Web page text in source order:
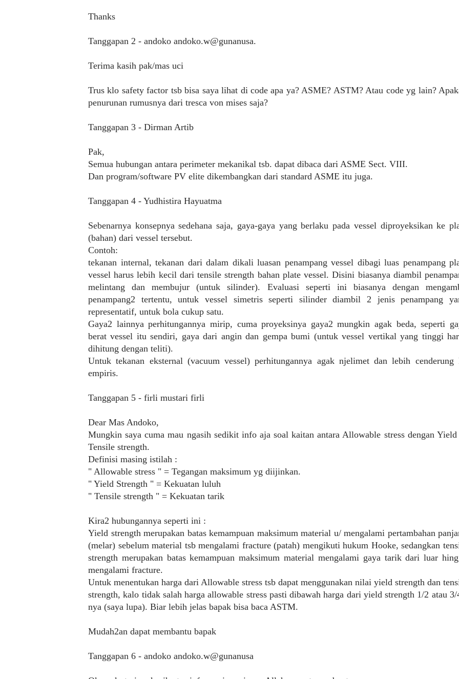
Thanks
Tanggapan 2 - andoko andoko.w@gunanusa.
Terima kasih pak/mas uci
Trus klo safety factor tsb bisa saya lihat di code apa ya? ASME? ASTM? Atau code yg lain?
penurunan rumusnya dari tresca von mises saja?
Tanggapan 3 - Dirman Artib
Pak,
Semua hubungan antara perimeter mekanikal tsb. dapat dibaca dari ASME Sect. VIII.
Dan program/software PV elite dikembangkan dari standard ASME itu juga.
Tanggapan 4 - Yudhistira Hayuatma
Sebenarnya konsepnya sedehana saja, gaya-gaya yang berlaku pada vessel diproyeksikan ke
(bahan) dari vessel tersebut.
Contoh:
tekanan internal, tekanan dari dalam dikali luasan penampang vessel dibagi luas penampang
vessel harus lebih kecil dari tensile strength bahan plate vessel. Disini biasanya diambil
melintang dan membujur (untuk silinder). Evaluasi seperti ini biasanya dengan
penampang2 tertentu, untuk vessel simetris seperti silinder diambil 2 jenis penampang
representatif, untuk bola cukup satu.
Gaya2 lainnya perhitungannya mirip, cuma proyeksinya gaya2 mungkin agak beda, seperti
berat vessel itu sendiri, gaya dari angin dan gempa bumi (untuk vessel vertikal yang tinggi
dihitung dengan teliti).
Untuk tekanan eksternal (vacuum vessel) perhitungannya agak njelimet dan lebih cenderung
empiris.
Tanggapan 5 - firli mustari firli
Dear Mas Andoko,
Mungkin saya cuma mau ngasih sedikit info aja soal kaitan antara Allowable stress dengan
Tensile strength.
Definisi masing istilah :
" Allowable stress " = Tegangan maksimum yg diijinkan.
" Yield Strength " = Kekuatan luluh
" Tensile strength " = Kekuatan tarik
Kira2 hubungannya seperti ini :
Yield strength merupakan batas kemampuan maksimum material u/ mengalami pertambahan
(melar) sebelum material tsb mengalami fracture (patah) mengikuti hukum Hooke, sedangkan
strength merupakan batas kemampuan maksimum material mengalami gaya tarik dari luar
mengalami fracture.
Untuk menentukan harga dari Allowable stress tsb dapat menggunakan nilai yield strength dan
strength, kalo tidak salah harga allowable stress pasti dibawah harga dari yield strength 1/2 atau
nya (saya lupa). Biar lebih jelas bapak bisa baca ASTM.
Mudah2an dapat membantu bapak
Tanggapan 6 - andoko andoko.w@gunanusa